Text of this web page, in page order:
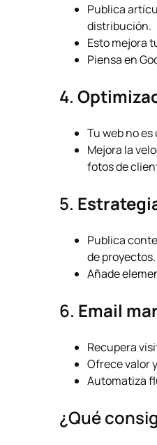
Publica
distribución.
Esto mejora
Piensa en
4.
Tu web no
Mejora la
fotos de
5.
Publica
de proyectos.
Añade
6. Email
Recupera
Ofrece valor
Automatiza
¿Qué